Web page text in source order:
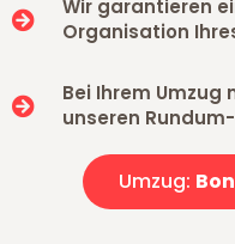
Wir garantieren
Organisation
Bei Ihrem Umzug
unseren
Umzug: